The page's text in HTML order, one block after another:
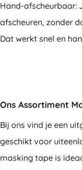
Hand-afscheurbaar:
afscheuren, zonder
Dat werkt snel en
Ons Assortiment
Bij ons vind je een
geschikt voor
masking tape is